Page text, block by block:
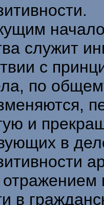
служит
с
по
и
в
в